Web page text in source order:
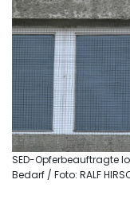
SED-Opferbeauftragte
Bedarf / Foto: RALF